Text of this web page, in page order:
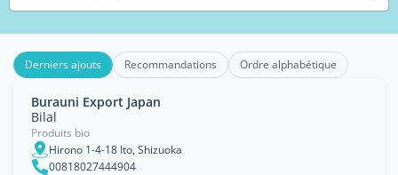
Derniers ajouts Recommandations Ordre alphabétique
Burauni Export Japan
Bilal
Produits bio
Hirono 1-4-18 Ito, Shizuoka
00818027444904